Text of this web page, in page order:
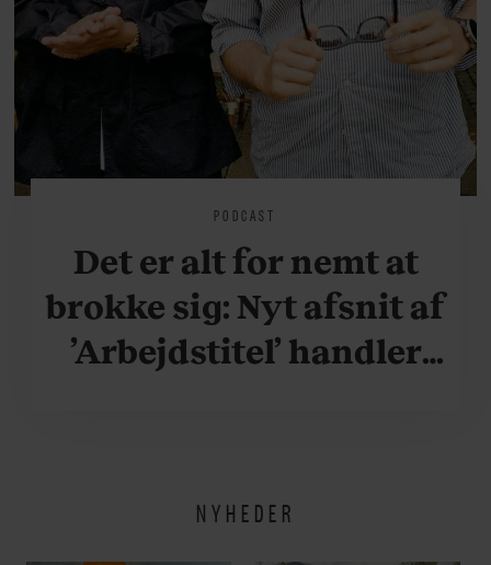
PODCAST
Det er alt for nemt at
brokke sig: Nyt afsnit af
’Arbejdstitel’ handler
NYHEDER